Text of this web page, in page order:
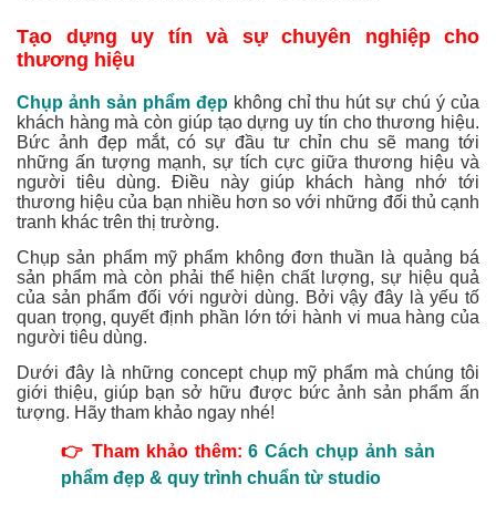
Tạo dựng uy tín và sự chuyên nghiệp cho
thương hiệu
Chụp ảnh sản phẩm đẹpkhông chỉ thu hút sự chú ý của
khách hàng mà còn giúp tạo dựng uy tín cho thương hiệu.
Bức ảnh đẹp mắt, có sự đầu tư chỉn chu sẽ mang tới
những ấn tượng mạnh, sự tích cực giữa thương hiệu và
người tiêu dùng. Điều này giúp khách hàng nhớ tới
thương hiệu của bạn nhiều hơn so với những đối thủ cạnh
tranh khác trên thị trường.
Chụp sản phẩm mỹ phẩm không đơn thuần là quảng bá
sản phẩm mà còn phải thể hiện chất lượng, sự hiệu quả
của sản phẩm đối với người dùng. Bởi vậy đây là yếu tố
quan trọng, quyết định phần lớn tới hành vi mua hàng của
người tiêu dùng.
Dưới đây là những concept chụp mỹ phẩm mà chúng tôi
giới thiệu, giúp bạn sở hữu được bức ảnh sản phẩm ấn
tượng. Hãy tham khảo ngay nhé!
👉 Tham khảo thêm: 6 Cách chụp ảnh sản
phẩm đẹp & quy trình chuẩn từ studio